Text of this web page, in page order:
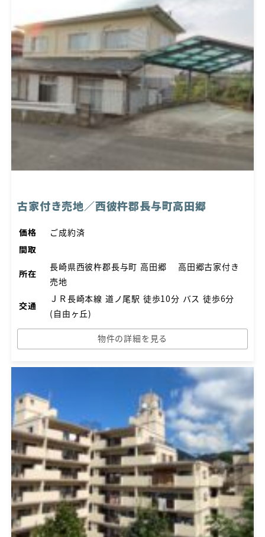
古家付き売地／西彼杵郡長与町高田郷
価格
ご成約済
間取
所在
長崎県西彼杵郡長与町 高田郷 高田郷古家付き
売地
交通
ＪＲ長崎本線 道ノ尾駅 徒歩10分 バス 徒歩6分
(自由ヶ丘)
物件の詳細を見る